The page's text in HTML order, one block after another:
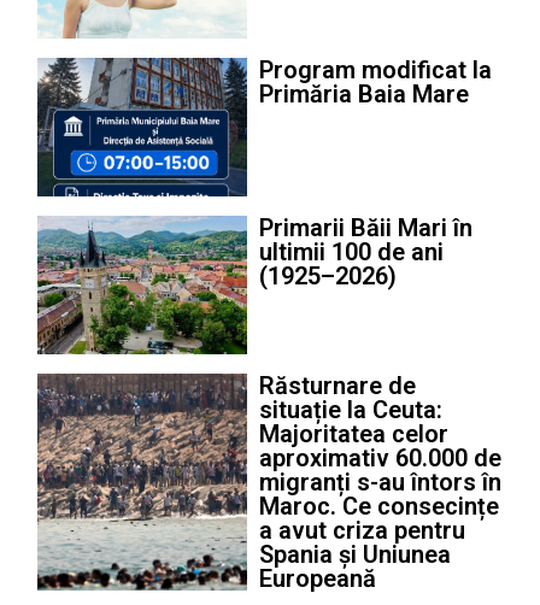
Program modificat la
Primăria Baia Mare
Primarii Băii Mari în
ultimii 100 de ani
(1925–2026)
Răsturnare de
situație la Ceuta:
Majoritatea celor
aproximativ 60.000 de
migranți s-au întors în
Maroc. Ce consecințe
a avut criza pentru
Spania și Uniunea
Europeană